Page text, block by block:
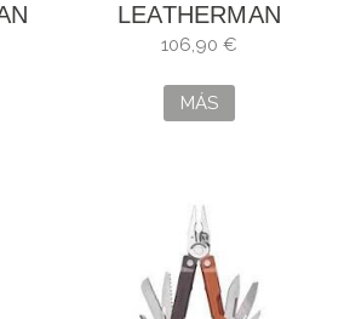
LEATHERMAN
SKELETOOL CX
AZUL/CORAL
106,90 €
MÁS